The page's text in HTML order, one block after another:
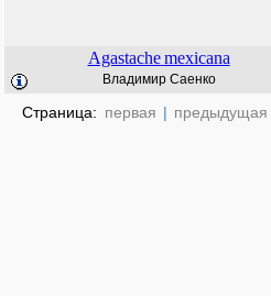
Agastache mexicana
Владимир Саенко
Страница: первая | предыдущая